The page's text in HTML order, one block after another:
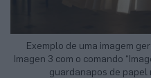
Exemplo de uma imagem
Imagen 3 com o comando
guardanapos de papel